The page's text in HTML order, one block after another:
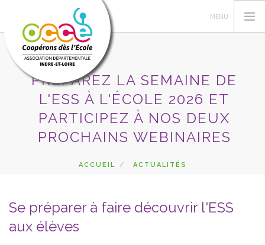
L'OCCE
ADHÉSION
GÉRER LA COOPÉRATIVE
ESPACE PÉDAGOGIQUE
RECHERCHER
PRÉPAREZ LA SEMAINE DE
L'ESS À L'ÉCOLE 2026 ET
PARTICIPEZ À NOS DEUX
PROCHAINS WEBINAIRES
ACCUEIL
ACTUALITÉS
Se préparer à faire découvrir l'ESS
aux élèves